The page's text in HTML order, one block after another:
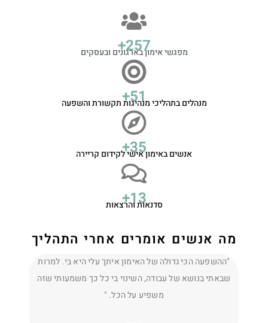
מפגשי אימון בארגונים ובעסקים
363
+
מנהלים בתהליכי מנהיגות תקשורת והשפעה
72
+
אנשים באימון אישי לקידום קריירה
50
+
סדנאות והרצאות
19
+
מה אנשים אומרים אחרי התהליך
"ההשפעה הכי גדולה של האימון איתך עלי היא בי. למרות
שבאתי בנושא של עבודה, השינוי בי כל כך משמעותי שזה
משפיע על הכל. "